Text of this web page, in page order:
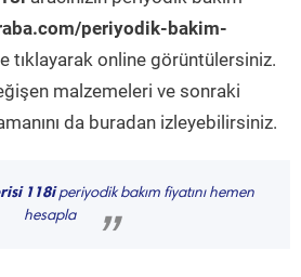
periyodik-bakim-
tıklayarak online görüntülersiniz.
malzemeleri ve sonraki
da buradan izleyebilirsiniz.
118iperiyodik bakım fiyatını hemen
hesapla
”